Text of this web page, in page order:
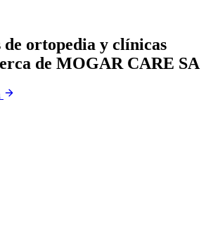
de ortopedia y clínicas
de MOGAR CARE SA